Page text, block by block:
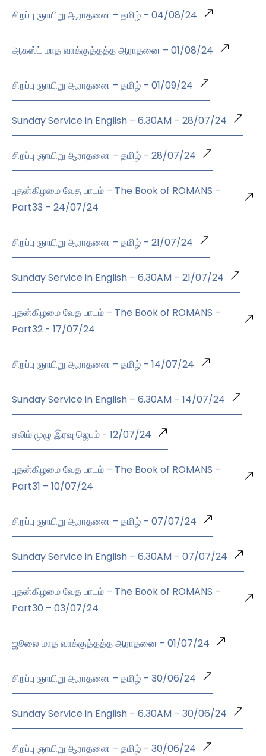
சிறப்பு ஞாயிறு ஆராதனை – தமிழ் – 04/08/24
ஆகஸ்ட் மாத வாக்குத்தத்த ஆராதனை – 01/08/24
சிறப்பு ஞாயிறு ஆராதனை – தமிழ் – 01/09/24
Sunday Service in English – 6.30AM – 28/07/24
சிறப்பு ஞாயிறு ஆராதனை – தமிழ் – 28/07/24
புதன்கிழமை வேத பாடம் – The Book of ROMANS –
Part33 – 24/07/24
சிறப்பு ஞாயிறு ஆராதனை – தமிழ் – 21/07/24
Sunday Service in English – 6.30AM – 21/07/24
புதன்கிழமை வேத பாடம் – The Book of ROMANS –
Part32 - 17/07/24
சிறப்பு ஞாயிறு ஆராதனை – தமிழ் – 14/07/24
Sunday Service in English – 6.30AM – 14/07/24
ஏலிம் முழு இரவு ஜெபம் - 12/07/24
புதன்கிழமை வேத பாடம் – The Book of ROMANS –
Part31 – 10/07/24
சிறப்பு ஞாயிறு ஆராதனை – தமிழ் – 07/07/24
Sunday Service in English – 6.30AM – 07/07/24
புதன்கிழமை வேத பாடம் – The Book of ROMANS –
Part30 – 03/07/24
ஜூலை மாத வாக்குத்தத்த ஆராதனை - 01/07/24
சிறப்பு ஞாயிறு ஆராதனை – தமிழ் – 30/06/24
Sunday Service in English – 6.30AM – 30/06/24
சிறப்பு ஞாயிறு ஆராதனை – தமிழ் – 30/06/24